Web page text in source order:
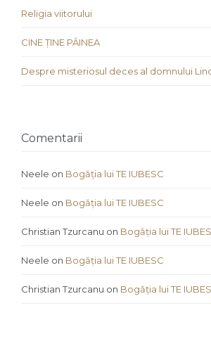
Religia viitorului
CINE ȚINE PÂINEA
Despre misteriosul deces al domnului
Comentarii
Neele on Bogăția lui TE IUBESC
Neele on Bogăția lui TE IUBESC
Christian Tzurcanu on Bogăția lui TE
Neele on Bogăția lui TE IUBESC
Christian Tzurcanu on Bogăția lui TE